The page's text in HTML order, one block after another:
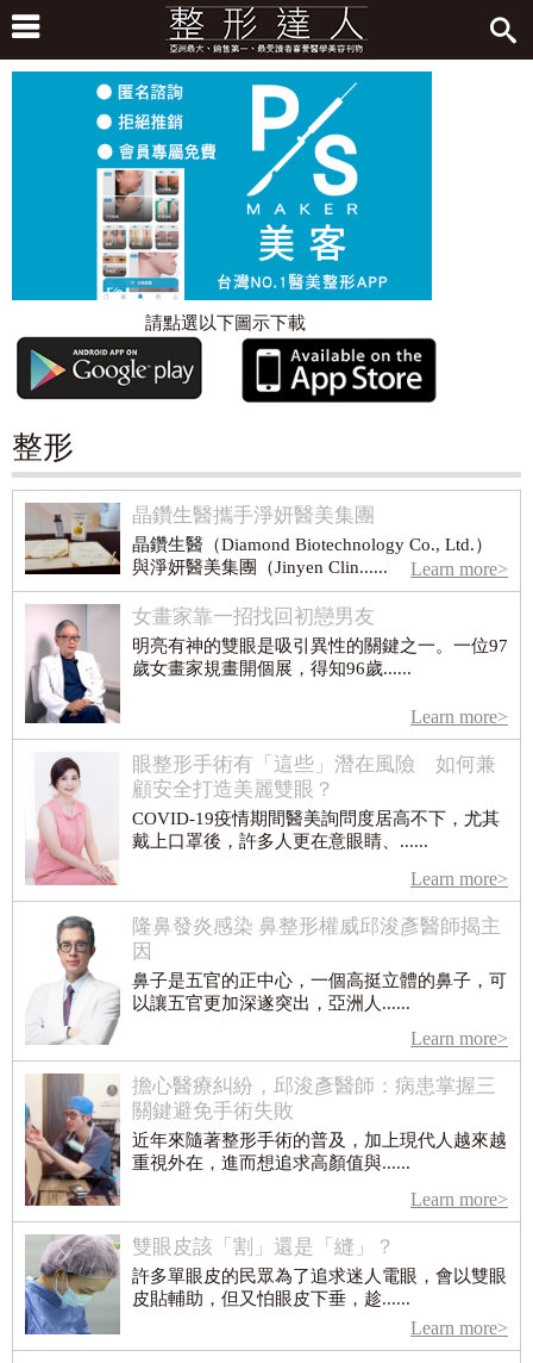
請點選以下圖示下載
整形
晶鑽生醫攜手淨妍醫美集團
晶鑽生醫（Diamond Biotechnology Co., Ltd.）
與淨妍醫美集團（Jinyen Clin......
Learn more>
女畫家靠一招找回初戀男友
明亮有神的雙眼是吸引異性的關鍵之一。一位97
歲女畫家規畫開個展，得知96歲......
Learn more>
眼整形手術有「這些」潛在風險 如何兼
顧安全打造美麗雙眼？
COVID-19疫情期間醫美詢問度居高不下，尤其
戴上口罩後，許多人更在意眼睛、......
Learn more>
隆鼻發炎感染 鼻整形權威邱浚彥醫師揭主
因
鼻子是五官的正中心，一個高挺立體的鼻子，可
以讓五官更加深遂突出，亞洲人......
Learn more>
擔心醫療糾紛，邱浚彥醫師：病患掌握三
關鍵避免手術失敗
近年來隨著整形手術的普及，加上現代人越來越
重視外在，進而想追求高顏值與......
Learn more>
雙眼皮該「割」還是「縫」？
許多單眼皮的民眾為了追求迷人電眼，會以雙眼
皮貼輔助，但又怕眼皮下垂，趁......
Learn more>